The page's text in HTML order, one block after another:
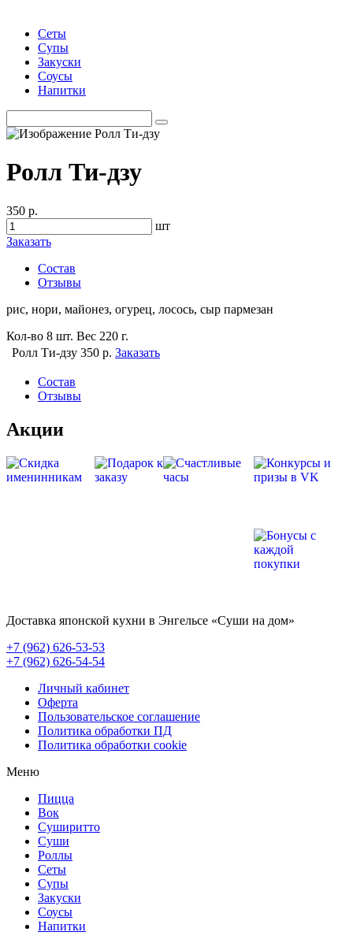
Сеты
Супы
Закуски
Соусы
Напитки
Ролл Ти-дзу
350 р.
шт
Заказать
Состав
Отзывы
рис, нори, майонез, огурец, лосось, сыр пармезан
Кол-во 8 шт. Вес 220 г.
Ролл Ти-дзу 350 р. Заказать
Состав
Отзывы
Акции
Доставка японской кухни в Энгельсе «Суши на дом»
+7 (962) 626-53-53
+7 (962) 626-54-54
Личный кабинет
Оферта
Пользовательское соглашение
Политика обработки ПД
Политика обработки cookie
Меню
Пицца
Вок
Суширитто
Суши
Роллы
Сеты
Супы
Закуски
Соусы
Напитки